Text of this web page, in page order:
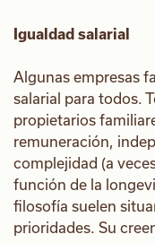
Igualdad salarial
Algunas empresas
salarial para todos.
propietarios
remuneración,
complejidad (a
función de la
filosofía suelen
prioridades. Su